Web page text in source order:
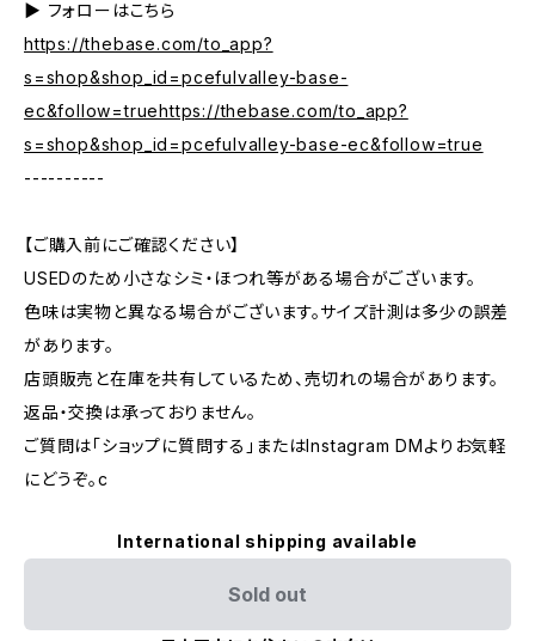
▶︎ フォローはこちら
https://thebase.com/to_app?
s=shop&shop_id=pcefulvalley-base-
ec&follow=truehttps://thebase.com/to_app?
s=shop&shop_id=pcefulvalley-base-ec&follow=true
----------
【ご購入前にご確認ください】
USEDのため小さなシミ・ほつれ等がある場合がございます。
色味は実物と異なる場合がございます。サイズ計測は多少の誤差
があります。
店頭販売と在庫を共有しているため、売切れの場合があります。
返品・交換は承っておりません。
ご質問は「ショップに質問する」またはInstagram DMよりお気軽
にどうぞ。c
International shipping available
Sold out